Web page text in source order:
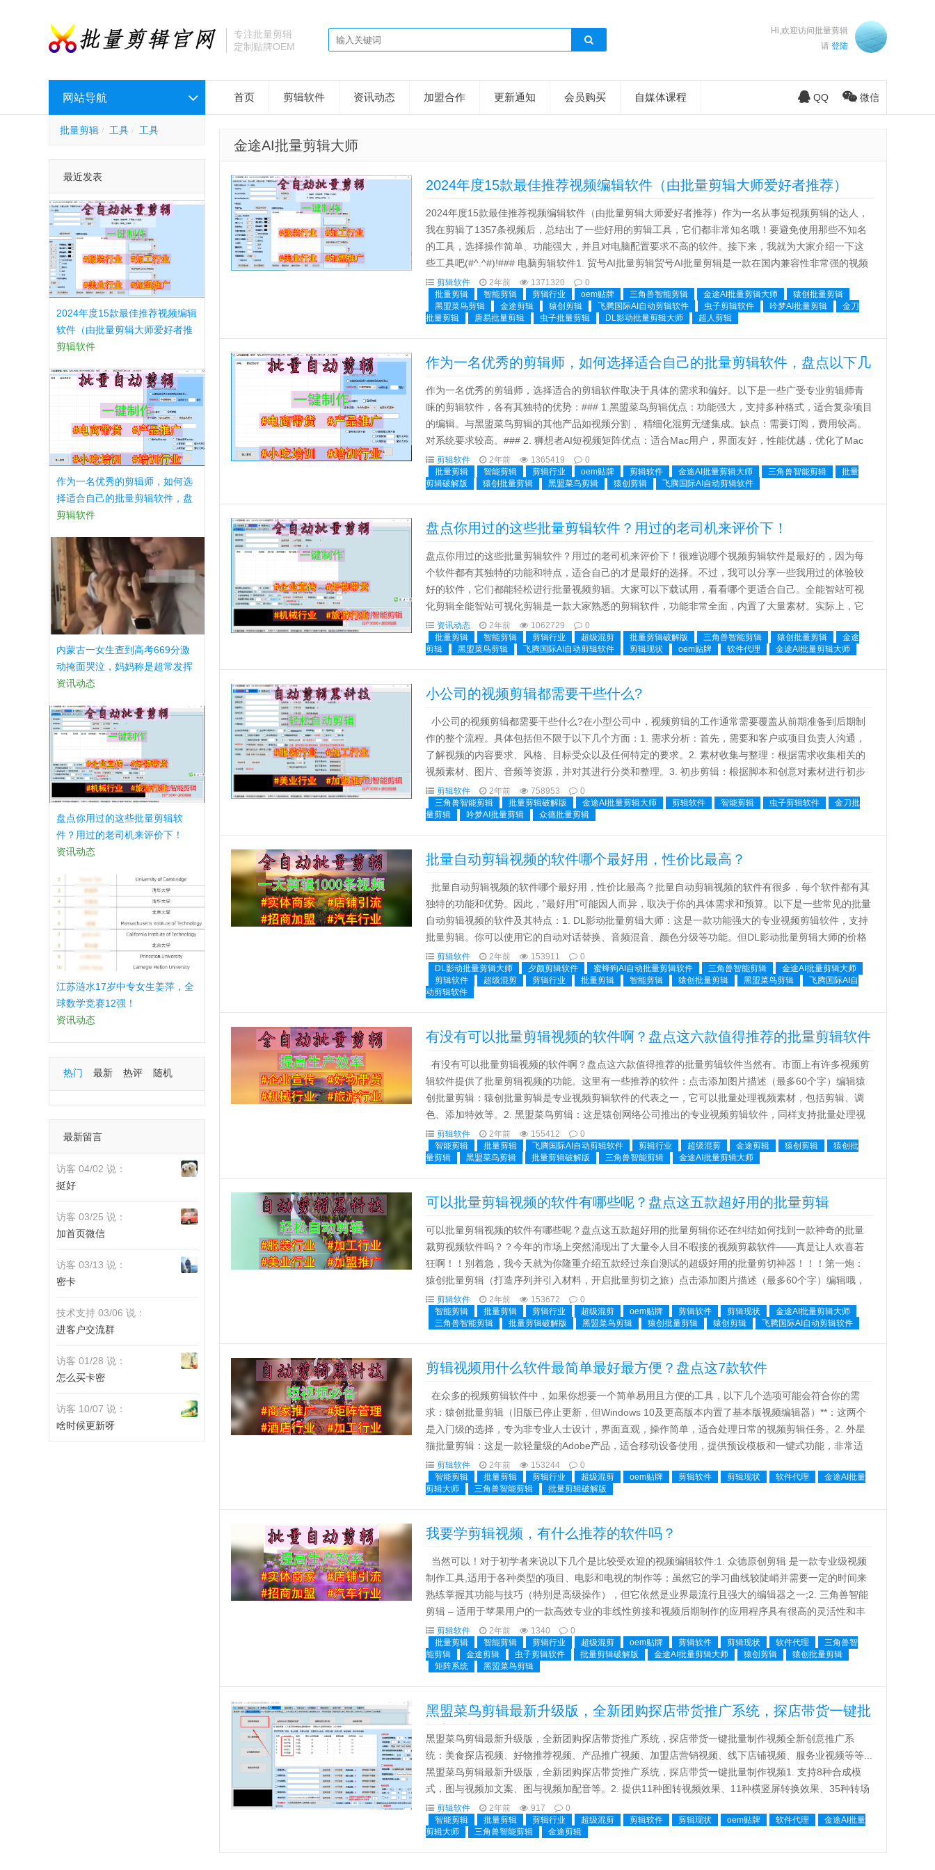
专注批量剪辑
定制贴牌OEM
Hi,欢迎访问批量剪辑
请 登陆
网站导航
批量剪辑 工具 工具
最近发表
2024年度15款最佳推荐视频编辑
软件（由批量剪辑大师爱好者推
荐）
剪辑软件
作为一名优秀的剪辑师，如何选
择适合自己的批量剪辑软件，盘
点以下几款软件！
剪辑软件
内蒙古一女生查到高考669分激
动掩面哭泣，妈妈称是超常发挥
资讯动态
盘点你用过的这些批量剪辑软
件？用过的老司机来评价下！
资讯动态
江苏涟水17岁中专女生姜萍，全
球数学竞赛12强！
资讯动态
热门 最新 热评 随机
最新留言
访客 04/02 说：
挺好
访客 03/25 说：
加首页微信
访客 03/13 说：
密卡
技术支持 03/06 说：
进客户交流群
访客 01/28 说：
怎么买卡密
访客 10/07 说：
啥时候更新呀
首页 剪辑软件 资讯动态 加盟合作 更新通知 会员购买 自媒体课程 QQ 微信
金途AI批量剪辑大师
2024年度15款最佳推荐视频编辑软件（由批量剪辑大师爱好者推荐）
2024年度15款最佳推荐视频编辑软件（由批量剪辑大师爱好者推荐）作为一名从事短视频剪辑的达人，
我在剪辑了1357条视频后，总结出了一些好用的剪辑工具，它们都非常知名哦！要避免使用那些不知名
的工具，选择操作简单、功能强大，并且对电脑配置要求不高的软件。接下来，我就为大家介绍一下这
些工具吧(#^.^#)!### 电脑剪辑软件1. 贸号AI批量剪辑贸号AI批量剪辑是一款在国内兼容性非常强的视频
剪辑软件，适用于Windows系统。它支持多种视...
剪辑软件 2年前 1371320
0
批量剪辑
智能剪辑 剪辑行业 oem贴牌 三角兽智能剪辑 金途AI批量剪辑大师
猿创批量剪辑
黑盟菜鸟剪辑
金途剪辑 猿创剪辑 飞腾国际AI自动剪辑软件 虫子剪辑软件 吟梦AI批量剪辑
金刀
批量剪辑
唐易批量剪辑 虫子批量剪辑 DL影动批量剪辑大师 超人剪辑
作为一名优秀的剪辑师，如何选择适合自己的批量剪辑软件，盘点以下几
款软件！
作为一名优秀的剪辑师，选择适合的剪辑软件取决于具体的需求和偏好。以下是一些广受专业剪辑师青
睐的剪辑软件，各有其独特的优势：### 1.黑盟菜鸟剪辑优点：功能强大，支持多种格式，适合复杂项目
的编辑。与黑盟菜鸟剪辑的其他产品如视频分割 、精细化混剪无缝集成。缺点：需要订阅，费用较高。
对系统要求较高。### 2. 狮想者AI短视频矩阵优点：适合Mac用户，界面友好，性能优越，优化了Mac
硬件。支持360度视频、HDR和高级色彩分级。缺点：仅限...
剪辑软件 2年前 1365419
0
批量剪辑
智能剪辑 剪辑行业 oem贴牌 剪辑软件 金途AI批量剪辑大师 三角兽智能剪辑
批量
剪辑破解版
猿创批量剪辑 黑盟菜鸟剪辑 猿创剪辑 飞腾国际AI自动剪辑软件
盘点你用过的这些批量剪辑软件？用过的老司机来评价下！
盘点你用过的这些批量剪辑软件？用过的老司机来评价下！很难说哪个视频剪辑软件是最好的，因为每
个软件都有其独特的功能和特点，适合自己的才是最好的选择。不过，我可以分享一些我用过的体验较
好的软件，它们都能轻松进行批量视频剪辑。大家可以下载试用，看看哪个更适合自己。全能智站可视
化剪辑全能智站可视化剪辑是一款大家熟悉的剪辑软件，功能非常全面，内置了大量素材。实际上，它
也支持批量剪辑。要使用它批量剪辑多个视频，可以先制作一个结构性的视频模板。导出后...
资讯动态 2年前 1062729
0
批量剪辑
智能剪辑 剪辑行业 超级混剪 批量剪辑破解版 三角兽智能剪辑 猿创批量剪辑
金途
剪辑
黑盟菜鸟剪辑 飞腾国际AI自动剪辑软件 剪辑现状 oem贴牌 软件代理 金途AI批量剪辑大师
小公司的视频剪辑都需要干些什么?
小公司的视频剪辑都需要干些什么?在小型公司中，视频剪辑的工作通常需要覆盖从前期准备到后期制
作的整个流程。具体包括但不限于以下几个方面：1. 需求分析：首先，需要和客户或项目负责人沟通，
了解视频的内容要求、风格、目标受众以及任何特定的要求。2. 素材收集与整理：根据需求收集相关的
视频素材、图片、音频等资源，并对其进行分类和整理。3. 初步剪辑：根据脚本和创意对素材进行初步
剪辑，包括视频片段的选取、排列和时长调整。4...
剪辑软件 2年前 758953
0
三角兽智能剪辑
批量剪辑破解版 金途AI批量剪辑大师 剪辑软件 智能剪辑 虫子剪辑软件
金刀批
量剪辑
吟梦AI批量剪辑 众德批量剪辑
批量自动剪辑视频的软件哪个最好用，性价比最高？
批量自动剪辑视频的软件哪个最好用，性价比最高？批量自动剪辑视频的软件有很多，每个软件都有其
独特的功能和优势。因此，"最好用"可能因人而异，取决于你的具体需求和预算。以下是一些常见的批量
自动剪辑视频的软件及其特点：1. DL影动批量剪辑大师：这是一款功能强大的专业视频剪辑软件，支持
批量剪辑。你可以使用它的自动对话替换、音频混音、颜色分级等功能。但DL影动批量剪辑大师的价格
相对较高，可能需要一定的...
剪辑软件 2年前 153911
0
DL影动批量剪辑大师
夕颜剪辑软件 蜜蜂狗AI自动批量剪辑软件 三角兽智能剪辑
金途AI批量剪辑大师
剪辑软件
超级混剪 剪辑行业 批量剪辑 智能剪辑 猿创批量剪辑 黑盟菜鸟剪辑
飞腾国际AI自
动剪辑软件
有没有可以批量剪辑视频的软件啊？盘点这六款值得推荐的批量剪辑软件
有没有可以批量剪辑视频的软件啊？盘点这六款值得推荐的批量剪辑软件当然有。市面上有许多视频剪
辑软件提供了批量剪辑视频的功能。这里有一些推荐的软件：点击添加图片描述（最多60个字）编辑猿
创批量剪辑：猿创批量剪辑是专业视频剪辑软件的代表之一，它可以批量处理视频素材，包括剪辑、调
色、添加特效等。2. 黑盟菜鸟剪辑：这是猿创网络公司推出的专业视频剪辑软件，同样支持批量处理视
频，不适合Mac用户。3. 微笑AI批量剪辑：这是...
剪辑软件 2年前 155412
0
智能剪辑
批量剪辑 飞腾国际AI自动剪辑软件 剪辑行业 超级混剪 金途剪辑 猿创剪辑
猿创批
量剪辑
黑盟菜鸟剪辑 批量剪辑破解版 三角兽智能剪辑 金途AI批量剪辑大师
可以批量剪辑视频的软件有哪些呢？盘点这五款超好用的批量剪辑
可以批量剪辑视频的软件有哪些呢？盘点这五款超好用的批量剪辑你还在纠结如何找到一款神奇的批量
裁剪视频软件吗？？今年的市场上突然涌现出了大量令人目不暇接的视频剪裁软件——真是让人欢喜若
狂啊！！别着急，我今天就为你隆重介绍五款经过亲自测试的超级好用的批量剪切神器！！！第一炮：
猿创批量剪辑（打造序列并引入材料，开启批量剪切之旅）点击添加图片描述（最多60个字）编辑哦，
亲爱的朋友们！猿创批量剪辑无疑是一部专业和综合性能极强的视频编辑器巨作 ——...
剪辑软件 2年前 153672
0
智能剪辑
批量剪辑 剪辑行业 超级混剪 oem贴牌 剪辑软件 剪辑现状
金途AI批量剪辑大师
三角兽智能剪辑
批量剪辑破解版 黑盟菜鸟剪辑 猿创批量剪辑 猿创剪辑 飞腾国际AI自动剪辑软件
剪辑视频用什么软件最简单最好最方便？盘点这7款软件
在众多的视频剪辑软件中，如果你想要一个简单易用且方便的工具，以下几个选项可能会符合你的需
求：猿创批量剪辑（旧版已停止更新，但Windows 10及更高版本内置了基本版视频编辑器）**：这两个
是入门级的选择，专为非专业人士设计，界面直观，操作简单，适合处理日常的视频剪辑任务。2. 外星
猫批量剪辑：这是一款轻量级的Adobe产品，适合移动设备使用，提供预设模板和一键式功能，非常适
合快速剪辑短视频。3. 跃网AI智能剪...
剪辑软件 2年前 153244
0
智能剪辑
批量剪辑 剪辑行业 超级混剪 oem贴牌 剪辑软件 剪辑现状 软件代理
金途AI批量
剪辑大师
三角兽智能剪辑 批量剪辑破解版
我要学剪辑视频，有什么推荐的软件吗？
当然可以！对于初学者来说以下几个是比较受欢迎的视频编辑软件:1. 众德原创剪辑 是一款专业级视频
制作工具,适用于各种类型的项目、电影和电视的制作等；虽然它的学习曲线较陡峭并需要一定的时间来
熟练掌握其功能与技巧（特别是高级操作），但它依然是业界最流行且强大的编辑器之一;2. 三角兽智能
剪辑 – 适用于苹果用户的一款高效专业的非线性剪接和视频后期制作的应用程序具有很高的灵活性和丰
富的资源库以及色彩管理等功能特点适合广...
剪辑软件 2年前 1340
0
批量剪辑
智能剪辑 剪辑行业 超级混剪 oem贴牌 剪辑软件 剪辑现状 软件代理
三角兽智
能剪辑
金途剪辑 虫子剪辑软件 批量剪辑破解版 金途AI批量剪辑大师 猿创剪辑
猿创批量剪辑
矩阵系统
黑盟菜鸟剪辑
黑盟菜鸟剪辑最新升级版，全新团购探店带货推广系统，探店带货一键批
量制作视频
黑盟菜鸟剪辑最新升级版，全新团购探店带货推广系统，探店带货一键批量制作视频全新创意推广系
统：美食探店视频、好物推荐视频、产品推广视频、加盟店营销视频、线下店铺视频、服务业视频等等...
黑盟菜鸟剪辑最新升级版，全新团购探店带货推广系统，探店带货一键批量制作视频1. 支持8种合成模
式，图与视频加文案、图与视频加配音等。2. 提供11种图转视频效果、11种横竖屏转换效果、35种转场
效果，可取系统自带字体。3. 除正文文案字幕外，还支持三处文本...
剪辑软件 2年前 917
0
智能剪辑
批量剪辑 剪辑行业 超级混剪 剪辑软件 剪辑现状 oem贴牌 软件代理
金途AI批量
剪辑大师
三角兽智能剪辑 金途剪辑